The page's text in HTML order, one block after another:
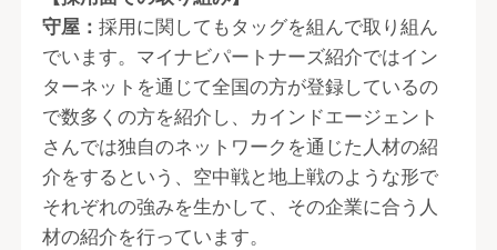
守屋：採用に関してもタッグを組んで取り組ん
でいます。マイナビパートナーズ紹介ではイン
ターネットを通じて全国の方が登録しているの
で数多くの方を紹介し、カインドエージェント
さんでは独自のネットワークを通じた人材の紹
介をするという、空中戦と地上戦のような形で
それぞれの強みを生かして、その企業に合う人
材の紹介を行っています。